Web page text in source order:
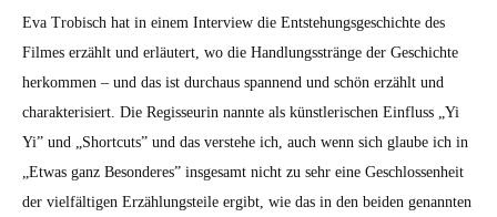
Eva Tro­bisch hat in einem Inter­view die Entste­hungs­geschichte des
Filmes erzählt und erläutert, wo die Hand­lungsstränge der Geschichte
herkom­men – und das ist dur­chaus span­nend und schön erzählt und
charak­ter­isiert. Die Regis­seurin nan­nte als kün­st­lerischen Ein­fluss „Yi
Yi” und „Short­cuts” und das ver­ste­he ich, auch wenn sich glaube ich in
„Etwas ganz Beson­deres” ins­ge­samt nicht zu sehr eine Geschlossen­heit
der vielfälti­gen Erzäh­lung­steile ergibt, wie das in den bei­den genan­nten